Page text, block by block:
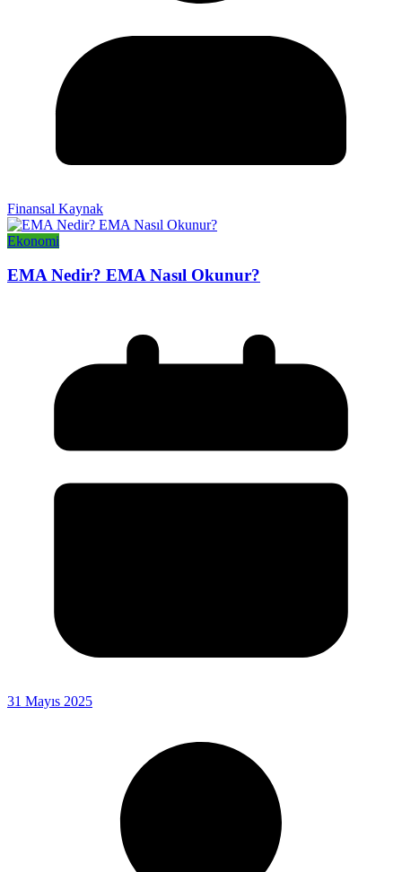
Finansal Kaynak
Ekonomi
EMA Nedir? EMA Nasıl Okunur?
31 Mayıs 2025